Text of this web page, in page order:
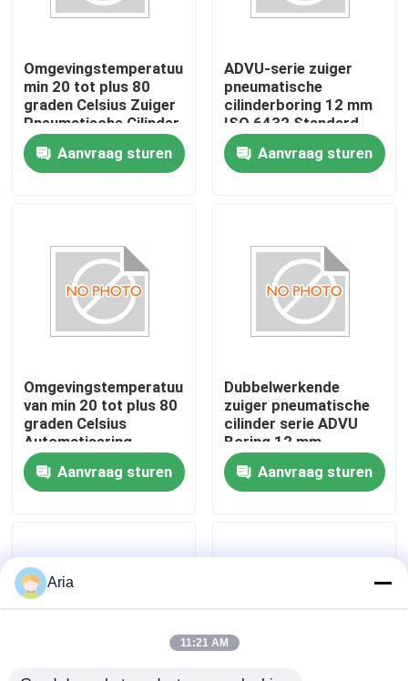
Huis
Video's
Over ons
fabriekstour
Kwaliteitscontrole
Nieuws
Vraag een offerte
Omgevingstemperatuur
min 20 tot plus 80
graden Celsius Zuiger
Pneumatische Cilinder
ISO 6432 standaard
dubbelwerkend
pneumatisch apparaat
Aanvraag sturen
ADVU-serie zuiger
pneumatische
cilinderboring 12 mm
ISO 6432 Standard
Precision Engineered
Industrial Automation
Solution
Aanvraag sturen
Omgevingstemperatuur
van min 20 tot plus 80
graden Celsius
Automatisering
Cylinder Series ADVU
pneumatische
actuator ontworpen
Aanvraag sturen
Dubbelwerkende
zuiger pneumatische
cilinder serie ADVU
Boring 12 mm
Geoptimaliseerd voor
industriële machines
en
Aanvraag sturen
Aria
11:21 AM